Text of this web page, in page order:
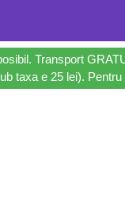
Transport
taxa e 25 lei).